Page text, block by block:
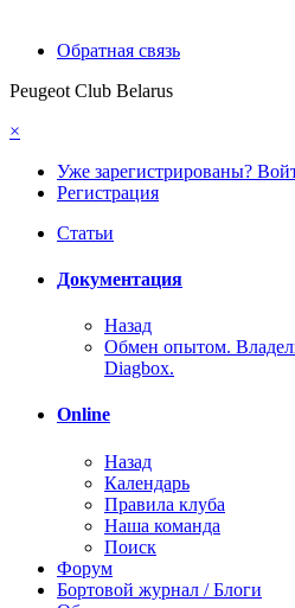
Обратная связь
Peugeot Club Belarus
×
Уже зарегистрированы?
Регистрация
Статьи
Документация
Назад
Обмен опытом.
Diagbox.
Online
Назад
Календарь
Правила клуба
Наша команда
Поиск
Форум
Бортовой журнал / Блоги